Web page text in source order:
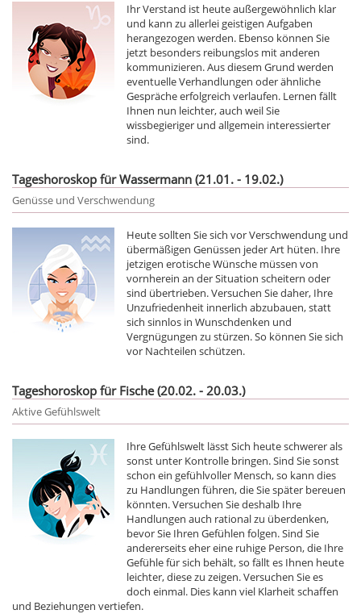
Ihr Verstand ist heute außergewöhnlich klar
und kann zu allerlei geistigen Aufgaben
herangezogen werden. Ebenso können Sie
jetzt besonders reibungslos mit anderen
kommunizieren. Aus diesem Grund werden
eventuelle Verhandlungen oder ähnliche
Gespräche erfolgreich verlaufen. Lernen fällt
Ihnen nun leichter, auch weil Sie
wissbegieriger und allgemein interessierter
sind.
Tageshoroskop für Wassermann (21.01. - 19.02.)
Genüsse und Verschwendung
Heute sollten Sie sich vor Verschwendung und
übermäßigen Genüssen jeder Art hüten. Ihre
jetzigen erotische Wünsche müssen von
vornherein an der Situation scheitern oder
sind übertrieben. Versuchen Sie daher, Ihre
Unzufriedenheit innerlich abzubauen, statt
sich sinnlos in Wunschdenken und
Vergnügungen zu stürzen. So können Sie sich
vor Nachteilen schützen.
Tageshoroskop für Fische (20.02. - 20.03.)
Aktive Gefühlswelt
Ihre Gefühlswelt lässt Sich heute schwerer als
sonst unter Kontrolle bringen. Sind Sie sonst
schon ein gefühlvoller Mensch, so kann dies
zu Handlungen führen, die Sie später bereuen
könnten. Versuchen Sie deshalb Ihre
Handlungen auch rational zu überdenken,
bevor Sie Ihren Gefühlen folgen. Sind Sie
andererseits eher eine ruhige Person, die Ihre
Gefühle für sich behält, so fällt es Ihnen heute
leichter, diese zu zeigen. Versuchen Sie es
doch einmal. Dies kann viel Klarheit schaffen
und Beziehungen vertiefen.